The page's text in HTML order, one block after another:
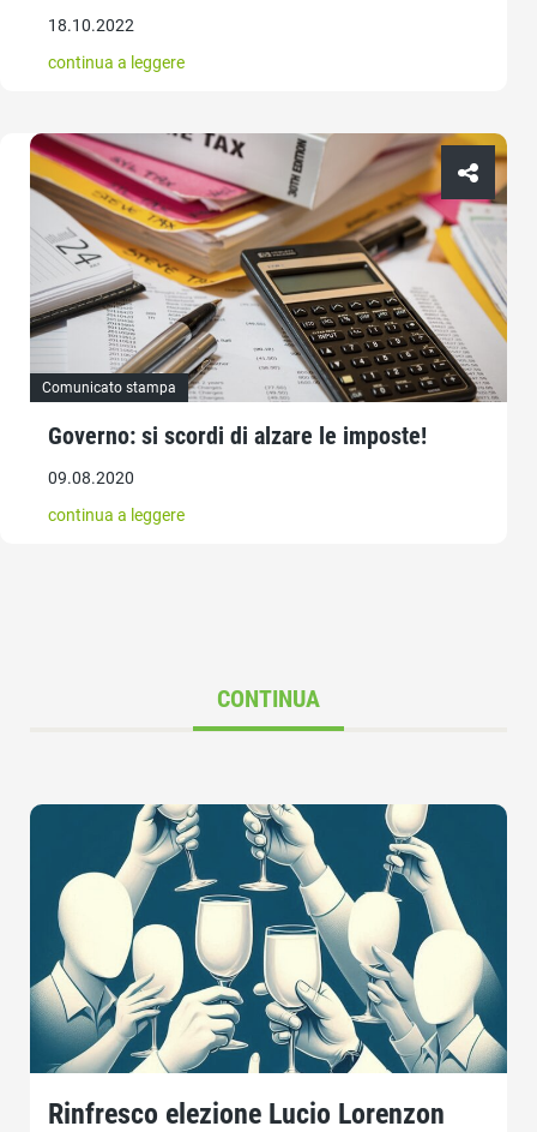
18.10.2022
continua a leggere
Comunicato stampa
Governo: si scordi di alzare le imposte!
09.08.2020
continua a leggere
CONTINUA
Rinfresco elezione Lucio Lorenzon